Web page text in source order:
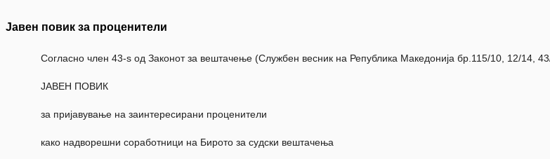
Јавен повик за проценители
Согласно член 43-ѕ од Законот за вештачење (Службен весник на Република Македонија бр.115/10, 12/14,
ЈАВЕН ПОВИК
за пријавување на заинтересирани проценители
како надворешни соработници на Бирото за судски вештачења